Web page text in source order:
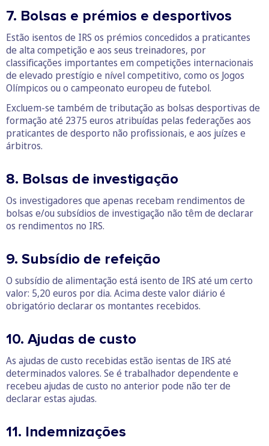
7. Bolsas e prémios e desportivos
Estão isentos de IRS os prémios concedidos a praticantes
de alta competição e aos seus treinadores, por
classificações importantes em competições internacionais
de elevado prestígio e nível competitivo, como os Jogos
Olímpicos ou o campeonato europeu de futebol.
Excluem-se também de tributação as bolsas desportivas de
formação até 2375 euros atribuídas pelas federações aos
praticantes de desporto não profissionais, e aos juízes e
árbitros.
8. Bolsas de investigação
Os investigadores que apenas recebam rendimentos de
bolsas e/ou subsídios de investigação não têm de declarar
os rendimentos no IRS.
9. Subsídio de refeição
O subsídio de alimentação está isento de IRS até um certo
valor: 5,20 euros por dia. Acima deste valor diário é
obrigatório declarar os montantes recebidos.
10. Ajudas de custo
As ajudas de custo recebidas estão isentas de IRS até
determinados valores. Se é trabalhador dependente e
recebeu ajudas de custo no anterior pode não ter de
declarar estas ajudas.
11. Indemnizações